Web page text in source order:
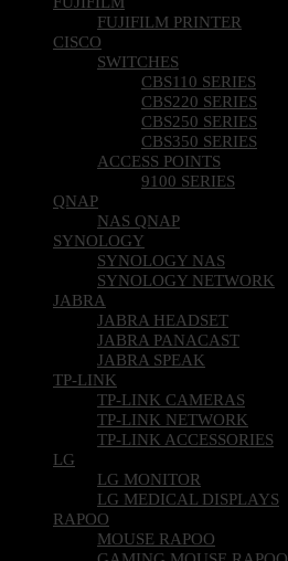
FUJIFILM PRINTER
CISCO
SWITCHES
CBS110 SERIES
CBS220 SERIES
CBS250 SERIES
CBS350 SERIES
ACCESS POINTS
9100 SERIES
QNAP
NAS QNAP
SYNOLOGY
SYNOLOGY NAS
SYNOLOGY NETWORK
JABRA
JABRA HEADSET
JABRA PANACAST
JABRA SPEAK
TP-LINK
TP-LINK CAMERAS
TP-LINK NETWORK
TP-LINK ACCESSORIES
LG
LG MONITOR
LG MEDICAL DISPLAYS
RAPOO
MOUSE RAPOO